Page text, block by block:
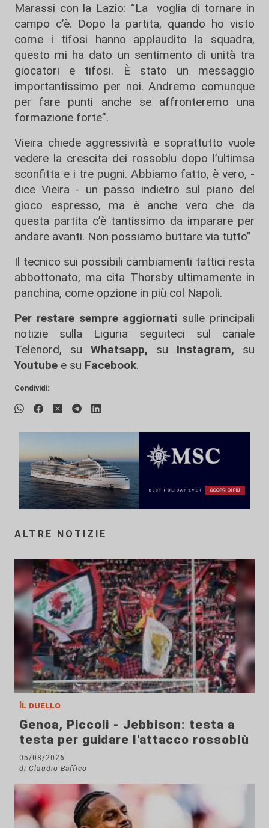
Marassi con la Lazio: “La voglia di tornare in
campo c’è. Dopo la partita, quando ho visto
come i tifosi hanno applaudito la squadra,
questo mi ha dato un sentimento di unità tra
giocatori e tifosi. È stato un messaggio
importantissimo per noi. Andremo comunque
per fare punti anche se affronteremo una
formazione forte”.
Vieira chiede aggressività e soprattutto vuole
vedere la crescita dei rossoblu dopo l’ultimsa
sconfitta e i tre pugni. Abbiamo fatto, è vero, -
dice Vieira - un passo indietro sul piano del
gioco espresso, ma è anche vero che da
questa partita c’è tantissimo da imparare per
andare avanti. Non possiamo buttare via tutto”
Il tecnico sui possibili cambiamenti tattici resta
abbottonato, ma cita Thorsby ultimamente in
panchina, come opzione in più col Napoli.
Per restare sempre aggiornati sulle principali
notizie sulla Liguria seguiteci sul canale
Telenord, su
Whatsapp, su Instagram, su
Youtube e su Facebook.
Condividi:
ALTRE NOTIZIE
Il duello
Genoa, Piccoli - Jebbison: testa a
testa per guidare l'attacco rossoblù
05/08/2026
di Claudio Baffico